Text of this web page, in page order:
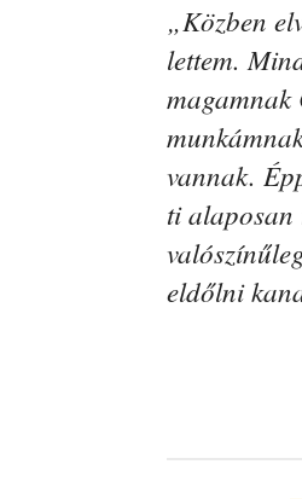
„Közben
lettem.
magamnak
vannak.
ti alaposan
eldőlni